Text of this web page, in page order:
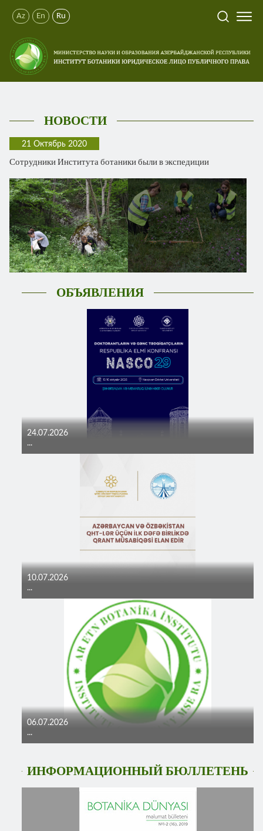
Az En Ru
НОВОСТИ
21 Октябрь 2020
Сотрудники Института ботаники были в экспедиции
ОБЪЯВЛЕНИЯ
24.07.2026
...
10.07.2026
...
06.07.2026
...
ИНФОРМАЦИОННЫЙ БЮЛЛЕТЕНЬ